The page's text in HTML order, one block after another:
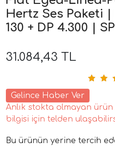
Hertz Ses Paketi |
130 + DP 4.300 |
31.084,43 TL
Gelince Haber Ver
Anlık stokta olmayan
bilgisi için telden
Bu ürünün yerine tercih